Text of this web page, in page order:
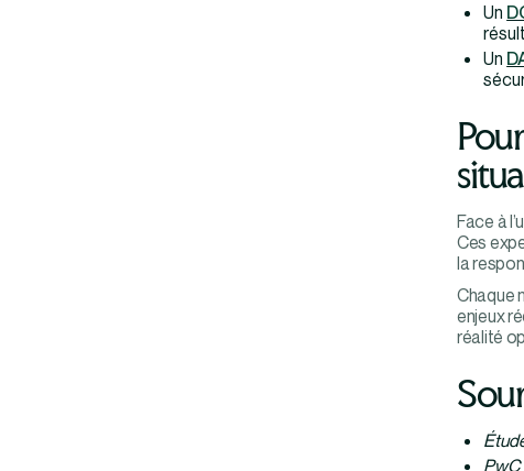
Un
Un
Face à
Ces
la
Chaque
enjeux
réalité
PwC